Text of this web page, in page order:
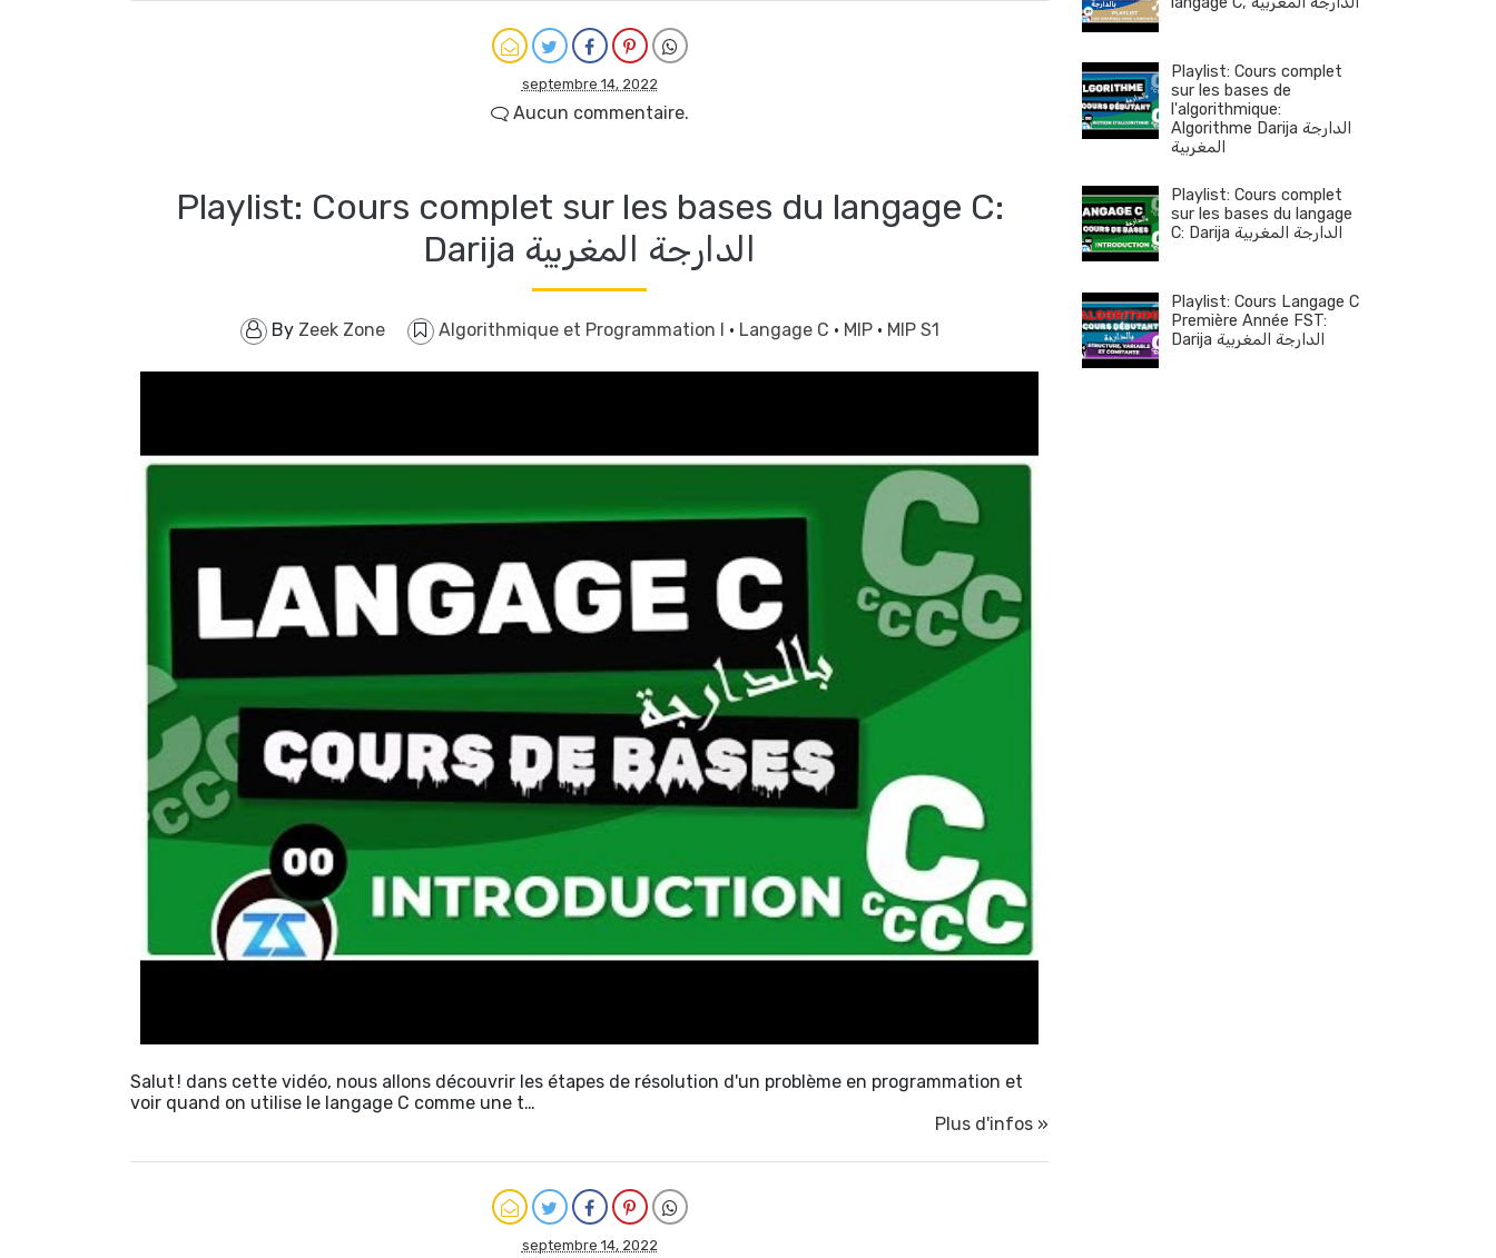
septembre 14, 2022
Aucun commentaire.
Playlist: Cours complet sur les bases du langage C:
Darija الدارجة المغربية
By Zeek Zone Algorithmique et Programmation I · Langage C · MIP · MIP S1
Salut ! dans cette vidéo, nous allons découvrir les étapes de résolution d'un problème en programmation et
voir quand on utilise le langage C comme une t…
Plus d'infos »
septembre 14, 2022
Playlist: Cours complet
sur les bases de
l'algorithmique:
Algorithme Darija الدارجة
المغربية
Playlist: Cours complet
sur les bases du langage
C: Darija الدارجة المغربية
Playlist: Cours Langage C
Première Année FST:
Darija الدارجة المغربية